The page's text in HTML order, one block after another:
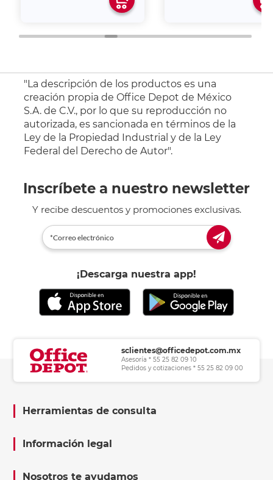
"La descripción de los productos es una
creación propia de Office Depot de México
S.A. de C.V., por lo que su reproducción no
autorizada, es sancionada en términos de la
Ley de la Propiedad Industrial y de la Ley
Federal del Derecho de Autor".
Inscríbete a nuestro newsletter
Y recibe descuentos y promociones exclusivas.
¡Descarga nuestra app!
sclientes@officedepot.com.mx
Asesoría * 55 25 82 09 10
Pedidos y cotizaciones * 55 25 82 09 00
Herramientas de consulta
Información legal
Nosotros te ayudamos